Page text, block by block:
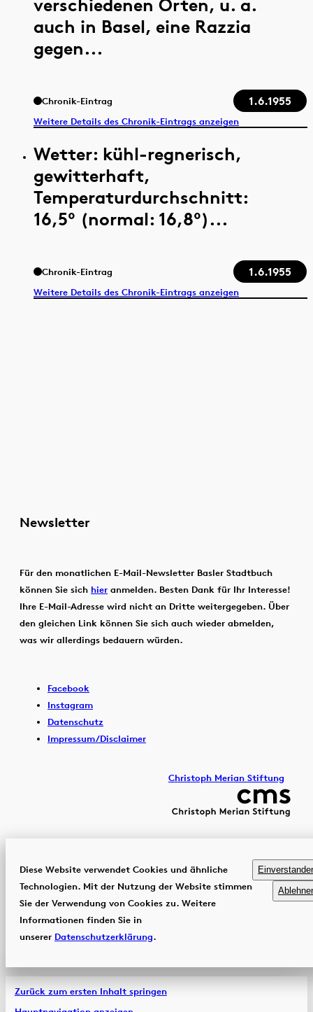
auch in Basel, eine Razzia
gegen...
Chronik-Eintrag 1.6.1955
Weitere Details des Chronik-Eintrags anzeigen
Wetter: kühl-regnerisch,
gewitterhaft,
Temperaturdurchschnitt:
16,5° (normal: 16,8°)...
Chronik-Eintrag 1.6.1955
Weitere Details des Chronik-Eintrags anzeigen
Newsletter
Für den monatlichen E-Mail-Newsletter Basler Stadtbuch
können Sie sich hier anmelden. Besten Dank für Ihr Interesse!
Ihre E-Mail-Adresse wird nicht an Dritte weitergegeben. Über
den gleichen Link können Sie sich auch wieder abmelden,
was wir allerdings bedauern würden.
Facebook
Instagram
Datenschutz
Impressum/Disclaimer
Christoph Merian Stiftung
Diese Website verwendet Cookies und ähnliche
Technologien. Mit der Nutzung der Website stimmen
Sie der Verwendung von Cookies zu. Weitere
Informationen finden Sie in
unserer Datenschutzerklärung.
Zurück zum ersten Inhalt springen